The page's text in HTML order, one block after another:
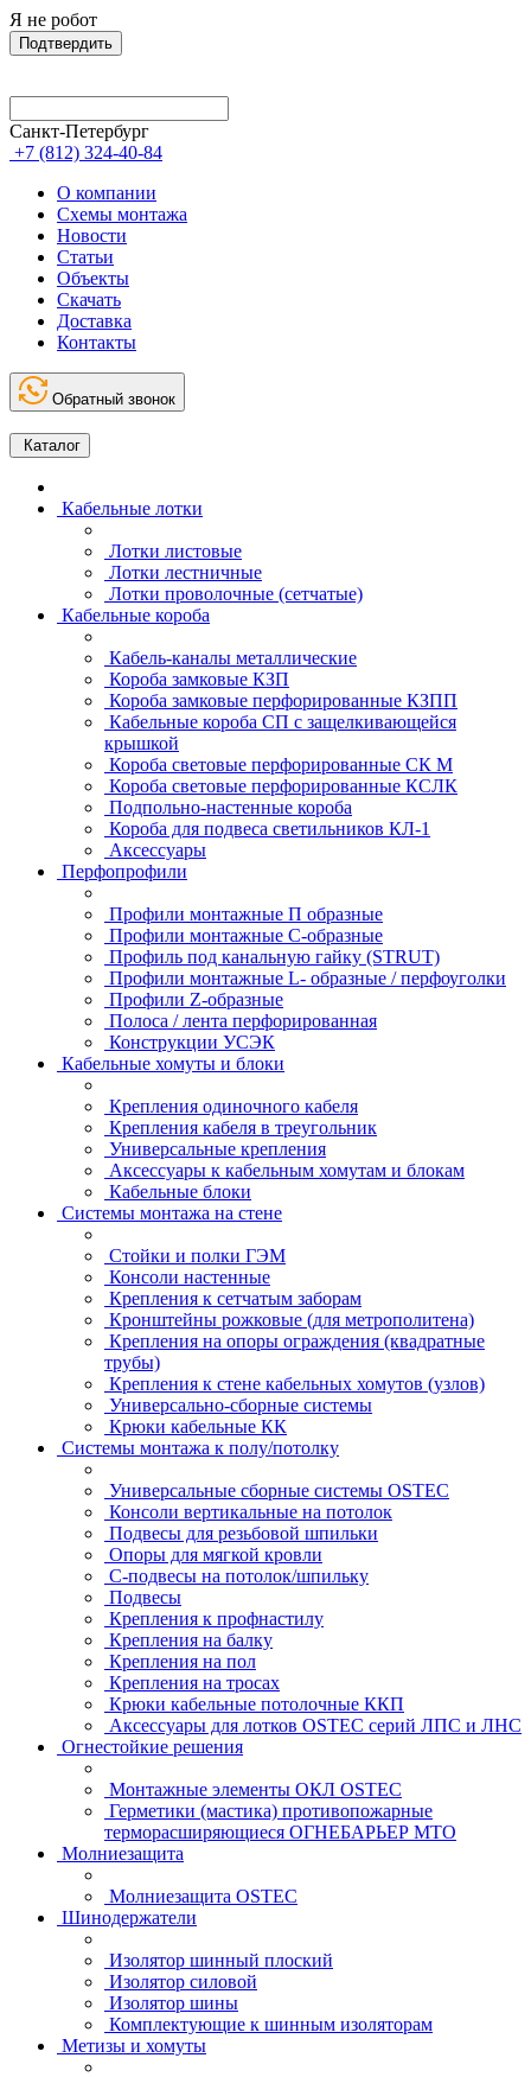
Я не робот
Подтвердить
Санкт-Петербург
+7 (812) 324-40-84
О компании
Схемы монтажа
Новости
Статьи
Объекты
Скачать
Доставка
Контакты
Обратный звонок
Каталог
Кабельные лотки
Лотки листовые
Лотки лестничные
Лотки проволочные (сетчатые)
Кабельные короба
Кабель-каналы металлические
Короба замковые КЗП
Короба замковые перфорированные КЗПП
Кабельные короба СП с защелкивающейся
крышкой
Короба световые перфорированные СК М
Короба световые перфорированные КСЛК
Подпольно-настенные короба
Короба для подвеса светильников КЛ-1
Аксессуары
Перфопрофили
Профили монтажные П образные
Профили монтажные C-образные
Профиль под канальную гайку (STRUT)
Профили монтажные L- образные / перфоуголки
Профили Z-образные
Полоса / лента перфорированная
Конструкции УСЭК
Кабельные хомуты и блоки
Крепления одиночного кабеля
Крепления кабеля в треугольник
Универсальные крепления
Аксессуары к кабельным хомутам и блокам
Кабельные блоки
Системы монтажа на стене
Стойки и полки ГЭМ
Консоли настенные
Крепления к сетчатым заборам
Кронштейны рожковые (для метрополитена)
Крепления на опоры ограждения (квадратные
трубы)
Крепления к стене кабельных хомутов (узлов)
Универсально-сборные системы
Крюки кабельные КК
Системы монтажа к полу/потолку
Универсальные сборные системы OSTEC
Консоли вертикальные на потолок
Подвесы для резьбовой шпильки
Опоры для мягкой кровли
С-подвесы на потолок/шпильку
Подвесы
Крепления к профнастилу
Крепления на балку
Крепления на пол
Крепления на тросах
Крюки кабельные потолочные ККП
Аксессуары для лотков OSTEC серий ЛПС и ЛНС
Огнестойкие решения
Монтажные элементы ОКЛ OSTEC
Герметики (мастика) противопожарные
терморасширяющиеся ОГНЕБАРЬЕР МТО
Молниезащита
Молниезащита OSTEC
Шинодержатели
Изолятор шинный плоский
Изолятор силовой
Изолятор шины
Комплектующие к шинным изоляторам
Метизы и хомуты